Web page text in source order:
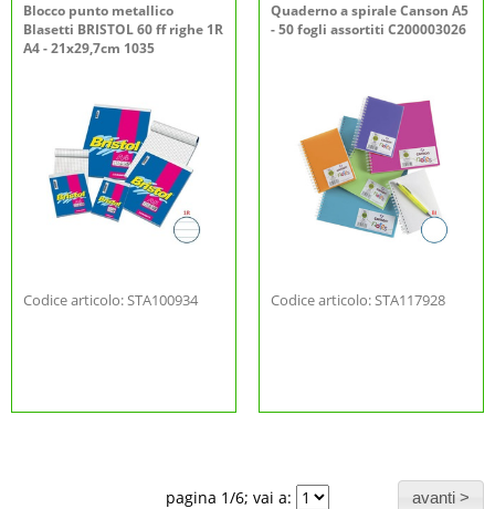
Blocco punto metallico
Blasetti BRISTOL 60 ff righe 1R
A4 - 21x29,7cm 1035
Codice articolo: STA100934
Quaderno a spirale Canson A5
- 50 fogli assortiti C200003026
Codice articolo: STA117928
pagina 1/6; vai a: